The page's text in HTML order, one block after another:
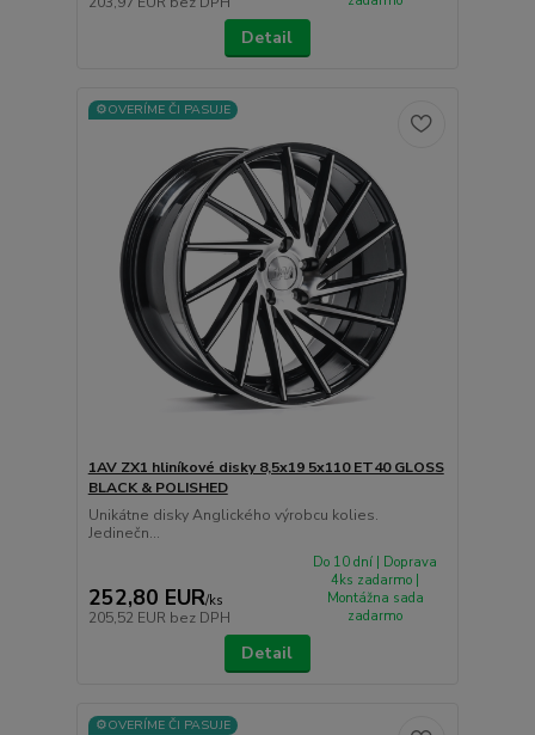
Detail
⚙️OVERÍME ČI PASUJE
1AV ZX1 hliníkové disky 8,5x19 5x110 ET40 GLOSS
BLACK & POLISHED
Unikátne disky Anglického výrobcu kolies.
Jedinečn...
252,80 EUR/ks
205,52 EUR bez DPH
Do 10 dní | Doprava
4ks zadarmo |
Montážna sada
zadarmo
Detail
⚙️OVERÍME ČI PASUJE